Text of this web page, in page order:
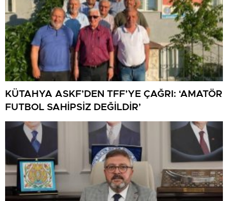
KÜTAHYA ASKF’DEN TFF’YE ÇAĞRI: ‘AMATÖR
FUTBOL SAHİPSİZ DEĞİLDİR’